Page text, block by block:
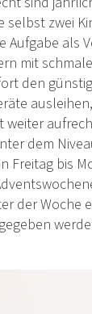
zwei
Aufgabe als
mit
den
weiter
dem
Freitag bis
der Woche